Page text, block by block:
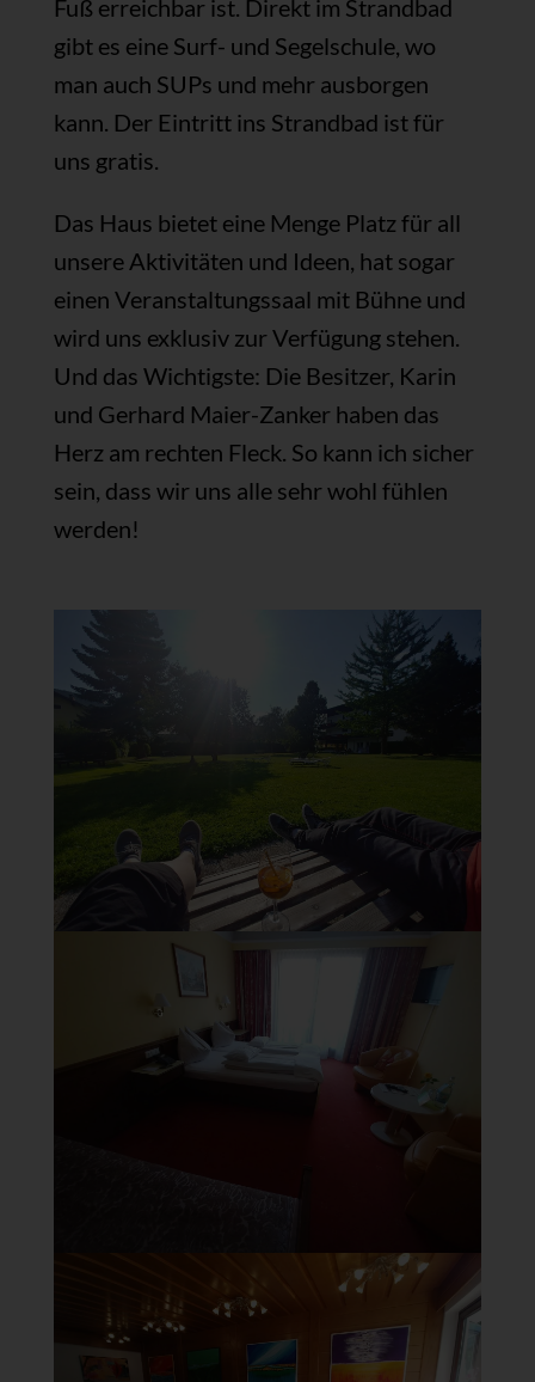
Fuß erreichbar ist. Direkt im Strandbad
gibt es eine Surf- und Segelschule, wo
man auch SUPs und mehr ausborgen
kann. Der Eintritt ins Strandbad ist für
uns gratis.
Das Haus bietet eine Menge Platz für all
unsere Aktivitäten und Ideen, hat sogar
einen Veranstaltungssaal mit Bühne und
wird uns exklusiv zur Verfügung stehen.
Und das Wichtigste: Die Besitzer, Karin
und Gerhard Maier-Zanker haben das
Herz am rechten Fleck. So kann ich sicher
sein, dass wir uns alle sehr wohl fühlen
werden!